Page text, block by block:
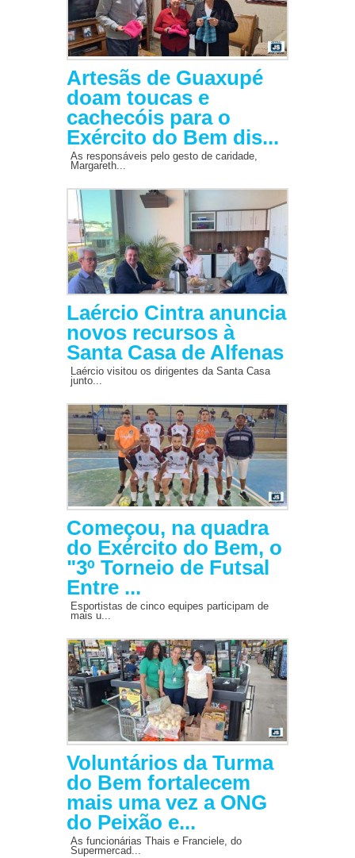
Artesãs de Guaxupé
doam toucas e
cachecóis para o
Exército do Bem dis...
As responsáveis pelo gesto de caridade,
Margareth...
Laércio Cintra anuncia
novos recursos à
Santa Casa de Alfenas
Laércio visitou os dirigentes da Santa Casa
junto...
Começou, na quadra
do Exército do Bem, o
"3º Torneio de Futsal
Entre ...
Esportistas de cinco equipes participam de
mais u...
Voluntários da Turma
do Bem fortalecem
mais uma vez a ONG
do Peixão e...
As funcionárias Thais e Franciele, do
Supermercad...